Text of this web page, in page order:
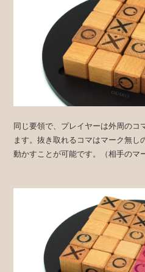
同じ要領で、プレイヤーは外周のコ
ます。抜き取れるコマはマーク無
動かすことが可能です。（相手のマ